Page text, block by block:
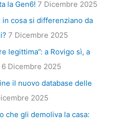
la Gen6! 7 Dicembre 2025
in cosa si differenziano da
7 Dicembre 2025
legittima”: a Rovigo sì, a
6 Dicembre 2025
il nuovo database delle
2025
che gli demoliva la casa: